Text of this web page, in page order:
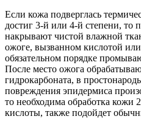
Если кожа подверглась
достиг 3-й или 4-й степени, то
накрывают чистой влажной
ожоге, вызванном кислотой
обязательном порядке
После место ожога
гидрокарбоната, в
повреждения эпидермиса
то необходима обработка кожи
кислоты, также подойдет